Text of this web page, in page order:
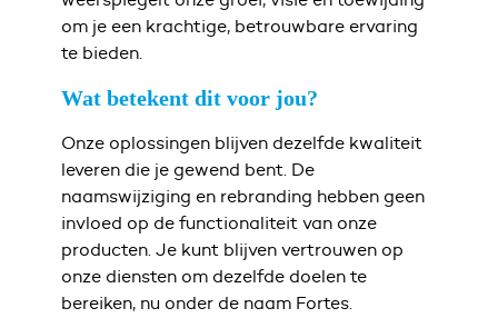
om je een krachtige, betrouwbare ervaring
te bieden.
Wat betekent dit voor jou?
Onze oplossingen blijven dezelfde kwaliteit
leveren die je gewend bent. De
naamswijziging en rebranding hebben geen
invloed op de functionaliteit van onze
producten. Je kunt blijven vertrouwen op
onze diensten om dezelfde doelen te
bereiken, nu onder de naam Fortes.